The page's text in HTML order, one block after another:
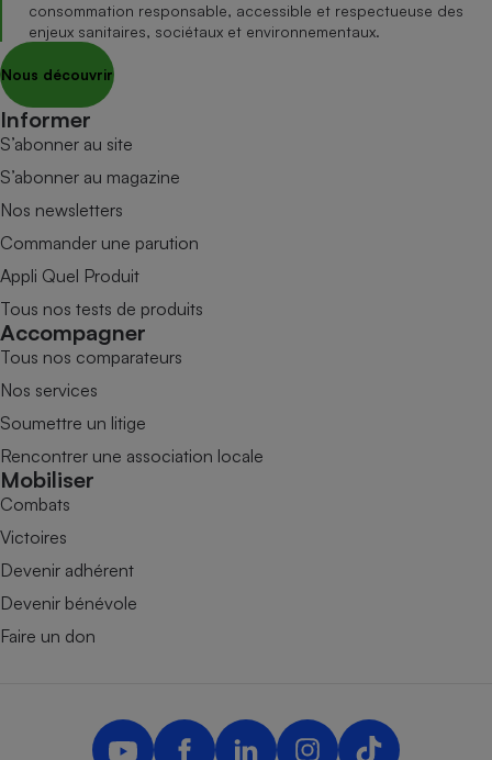
consommation responsable, accessible et respectueuse des
enjeux sanitaires, sociétaux et environnementaux.
Nous découvrir
Informer
S’abonner au site
S’abonner au magazine
Nos newsletters
Commander une parution
Appli Quel Produit
Tous nos tests de produits
Accompagner
Tous nos comparateurs
Nos services
Soumettre un litige
Rencontrer une association locale
Mobiliser
Combats
Victoires
Devenir adhérent
Devenir bénévole
Faire un don